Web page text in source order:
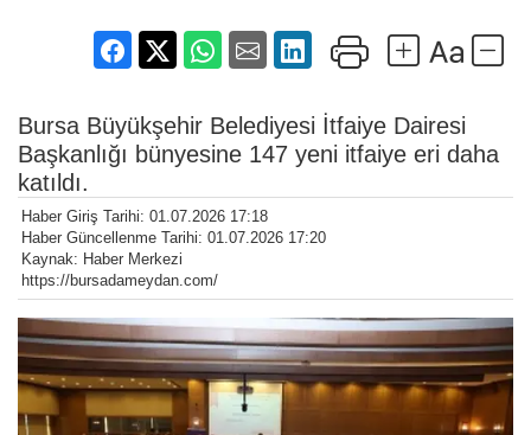
Bursa Büyükşehir Belediyesi İtfaiye Dairesi
Başkanlığı bünyesine 147 yeni itfaiye eri daha
katıldı.
Haber Giriş Tarihi: 01.07.2026 17:18
Haber Güncellenme Tarihi: 01.07.2026 17:20
Kaynak: Haber Merkezi
https://bursadameydan.com/